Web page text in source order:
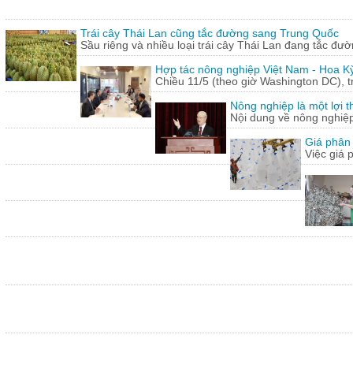
Trái cây Thái Lan cũng tắc đường sang Trung Quốc
Sầu riêng và nhiều loại trái cây Thái Lan đang tắc
Hợp tác nông nghiệp Việt Nam - Hoa
Chiều 11/5 (theo giờ Washington DC),
Nông nghiệp là một lợi
Nội dung về nông
Giá
Việc giá